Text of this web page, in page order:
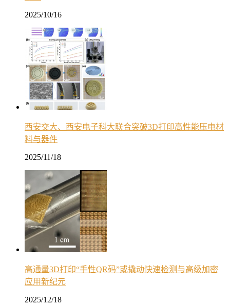
2025/10/16
西安交大、西安电子科大联合突破3D打印高性能压电材
料与器件
2025/11/18
高通量3D打印“手性QR码”或撬动快速检测与高级加密
应用新纪元
2025/12/18